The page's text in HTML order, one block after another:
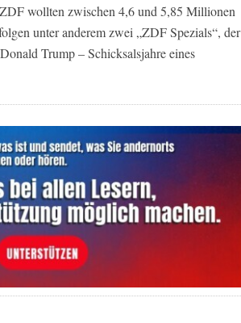
ZDF wollten zwischen 4,6 und 5,85 Millionen
unter anderem zwei „ZDF Spezials“, der
Trump – Schicksalsjahre eines